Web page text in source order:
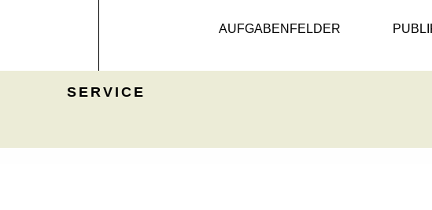
AUFGABENFELDER
SERVICE